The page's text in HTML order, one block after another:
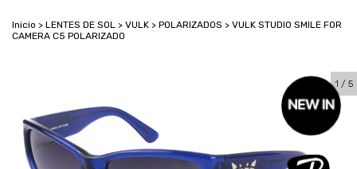
Inicio > LENTES DE SOL > VULK > POLARIZADOS > VULK STUDIO SMILE FOR
CAMERA C5 POLARIZADO
1 / 5